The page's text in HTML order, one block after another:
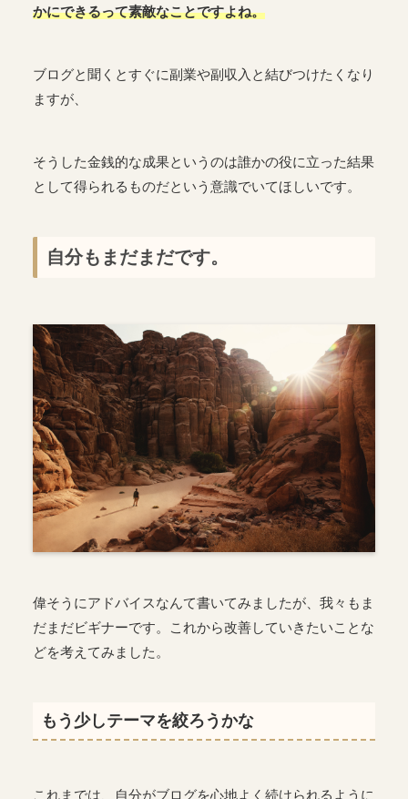
かにできるって素敵なことですよね。
ブログと聞くとすぐに副業や副収入と結びつけたくなり
ますが、
そうした金銭的な成果というのは誰かの役に立った結果
として得られるものだという意識でいてほしいです。
自分もまだまだです。
偉そうにアドバイスなんて書いてみましたが、我々もま
だまだビギナーです。これから改善していきたいことな
どを考えてみました。
もう少しテーマを絞ろうかな
これまでは、自分がブログを心地よく続けられるように